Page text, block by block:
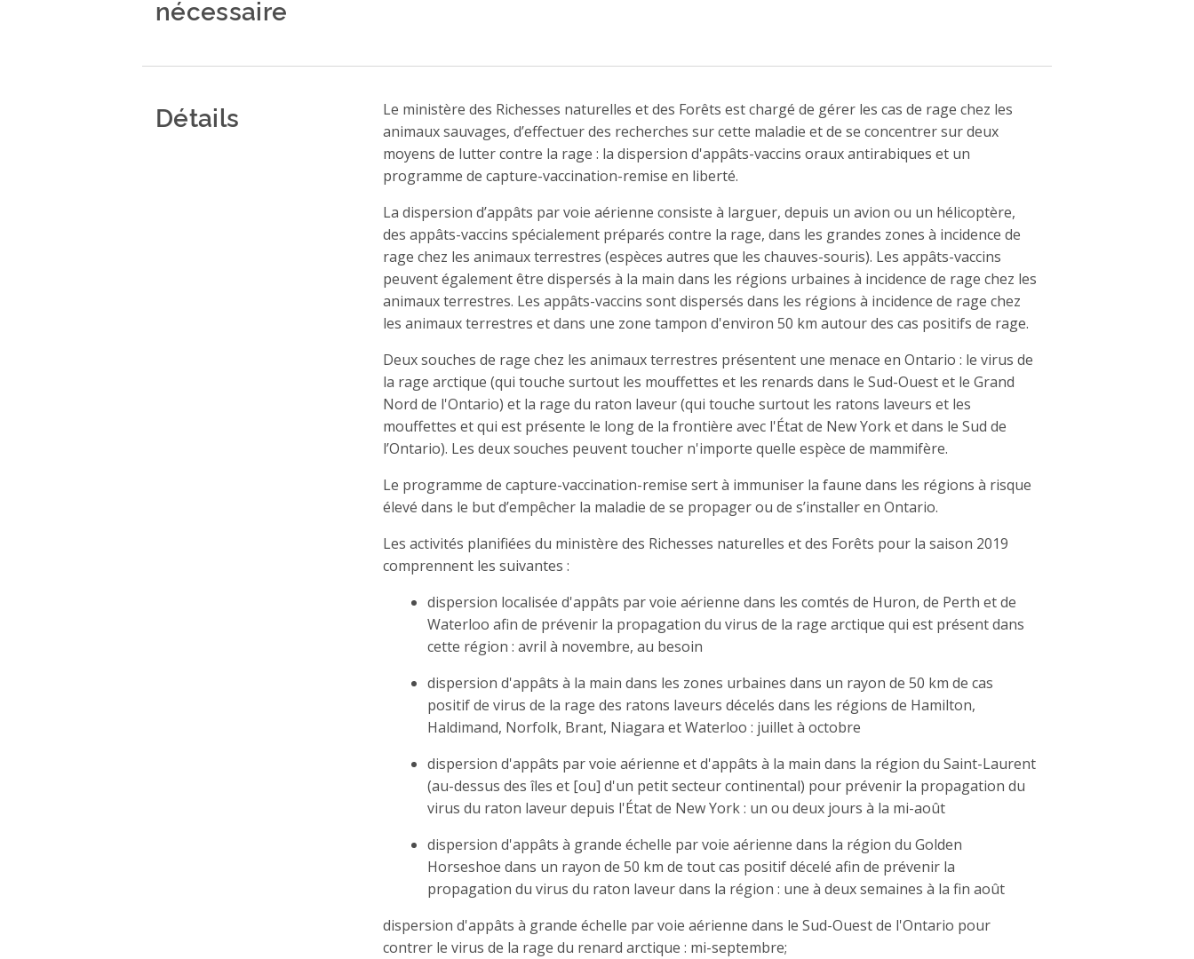
nécessaire
Détails
Le ministère des Richesses naturelles et des Forêts est chargé de gérer les cas de rage chez les
animaux sauvages, d’effectuer des recherches sur cette maladie et de se concentrer sur deux
moyens de lutter contre la rage : la dispersion d'appâts-vaccins oraux antirabiques et un
programme de capture-vaccination-remise en liberté.
La dispersion d’appâts par voie aérienne consiste à larguer, depuis un avion ou un hélicoptère,
des appâts-vaccins spécialement préparés contre la rage, dans les grandes zones à incidence de
rage chez les animaux terrestres (espèces autres que les chauves-souris). Les appâts-vaccins
peuvent également être dispersés à la main dans les régions urbaines à incidence de rage chez les
animaux terrestres. Les appâts-vaccins sont dispersés dans les régions à incidence de rage chez
les animaux terrestres et dans une zone tampon d'environ 50 km autour des cas positifs de rage.
Deux souches de rage chez les animaux terrestres présentent une menace en Ontario : le virus de
la rage arctique (qui touche surtout les mouffettes et les renards dans le Sud-Ouest et le Grand
Nord de l'Ontario) et la rage du raton laveur (qui touche surtout les ratons laveurs et les
mouffettes et qui est présente le long de la frontière avec l'État de New York et dans le Sud de
l’Ontario). Les deux souches peuvent toucher n'importe quelle espèce de mammifère.
Le programme de capture-vaccination-remise sert à immuniser la faune dans les régions à risque
élevé dans le but d’empêcher la maladie de se propager ou de s’installer en Ontario.
Les activités planifiées du ministère des Richesses naturelles et des Forêts pour la saison 2019
comprennent les suivantes :
dispersion localisée d'appâts par voie aérienne dans les comtés de Huron, de Perth et de
Waterloo afin de prévenir la propagation du virus de la rage arctique qui est présent dans
cette région : avril à novembre, au besoin
dispersion d'appâts à la main dans les zones urbaines dans un rayon de 50 km de cas
positif de virus de la rage des ratons laveurs décelés dans les régions de Hamilton,
Haldimand, Norfolk, Brant, Niagara et Waterloo : juillet à octobre
dispersion d'appâts par voie aérienne et d'appâts à la main dans la région du Saint-Laurent
(au-dessus des îles et [ou] d'un petit secteur continental) pour prévenir la propagation du
virus du raton laveur depuis l'État de New York : un ou deux jours à la mi-août
dispersion d'appâts à grande échelle par voie aérienne dans la région du Golden
Horseshoe dans un rayon de 50 km de tout cas positif décelé afin de prévenir la
propagation du virus du raton laveur dans la région : une à deux semaines à la fin août
dispersion d'appâts à grande échelle par voie aérienne dans le Sud-Ouest de l'Ontario pour
contrer le virus de la rage du renard arctique : mi-septembre;